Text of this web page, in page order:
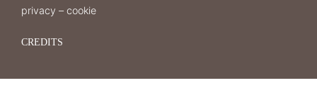
privacy – cookie
CREDITS